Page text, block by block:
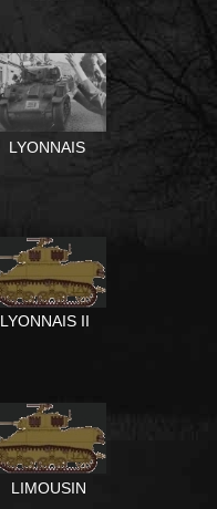
LYONNAIS
LYONNAIS II
LIMOUSIN